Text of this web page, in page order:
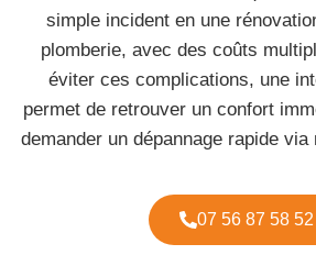
simple incident en une
plomberie, avec des coûts
éviter ces complications, une
permet de retrouver un confort
demander un dépannage rapide via
07 56 87 58 52